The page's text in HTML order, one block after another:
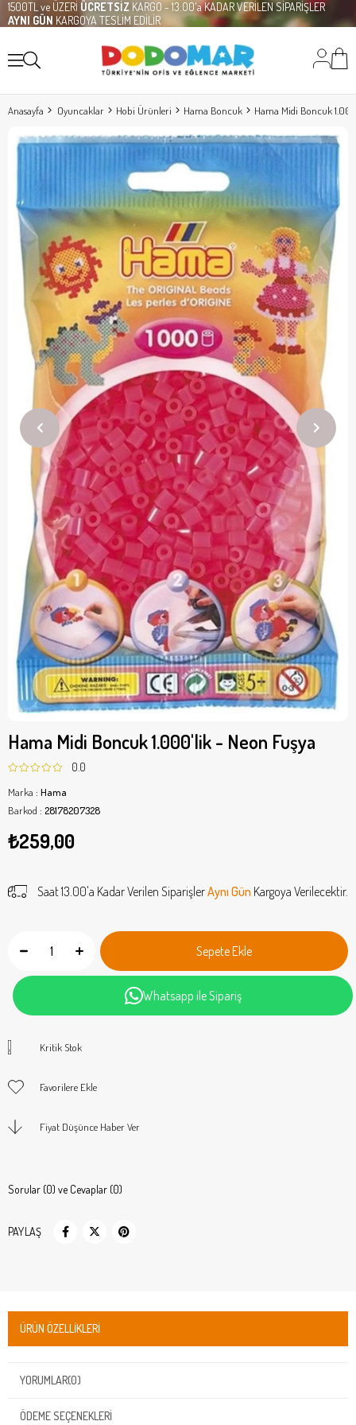
1500TL ve ÜZERİ ÜCRETSİZ KARGO - 13:00'a KADAR VERİLEN SİPARİŞLER
AYNI GÜN KARGOYA TESLİM EDİLİR
Anasayfa Oyuncaklar Hobi Ürünleri Hama Boncuk Hama Midi Boncuk
Hama Midi Boncuk 1.000'lik - Neon Fuşya
0.0
Marka : Hama
Barkod : 28178207328
₺259,00
Saat 13.00'a Kadar Verilen SiparişlerAynı Gün Kargoya Verilecektir.
Whatsapp ile Sipariş
Kritik Stok
Favorilere Ekle
Fiyat Düşünce Haber Ver
Sorular (0) ve Cevaplar (0)
PAYLAŞ
ÜRÜN ÖZELLIKLERI
YORUMLAR(0)
ÖDEME SEÇENEKLERI